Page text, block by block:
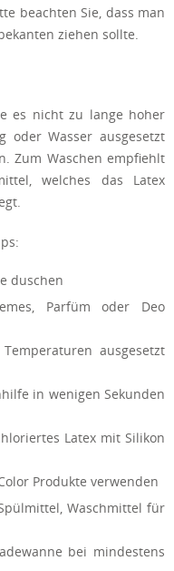
beachten Sie, dass man
ziehen sollte.
es nicht zu lange hoher
oder Wasser ausgesetzt
Zum Waschen empfiehlt
welches das Latex
duschen
Parfüm oder Deo
ausgesetzt
in wenigen Sekunden
Latex mit Silikon
Produkte verwenden
Waschmittel für
bei mindestens